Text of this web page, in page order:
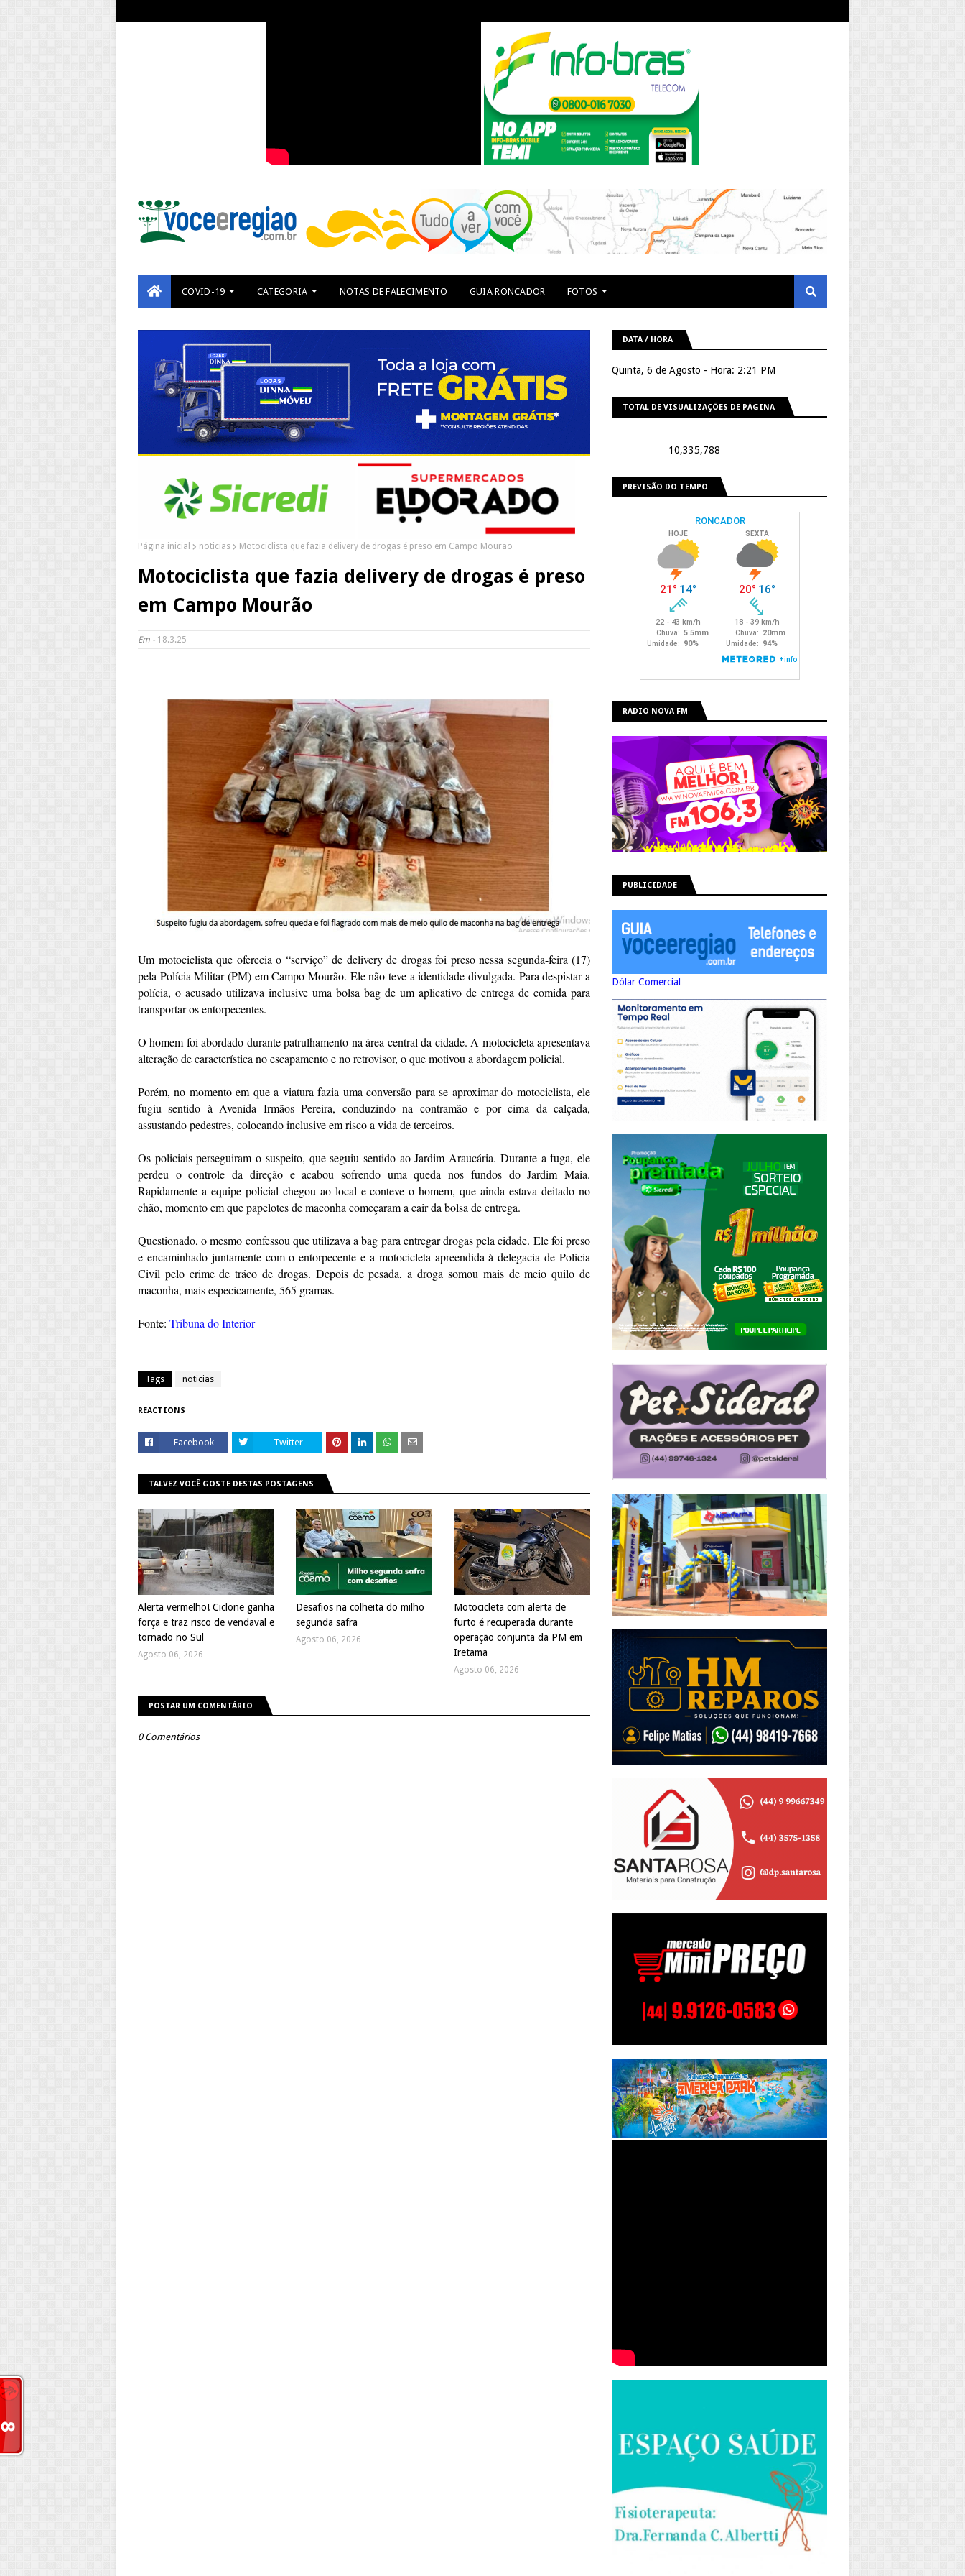
COVID-19 CATEGORIA NOTAS DE FALECIMENTO GUIA RONCADOR FOTOS
Página inicial noticias Motociclista que fazia delivery de drogas é preso em Campo Mourão
Motociclista que fazia delivery de drogas é preso
em Campo Mourão
Em - 18.3.25
Um motociclista que oferecia o “serviço” de delivery de drogas foi preso nessa segunda-feira (17)
pela Polícia Militar (PM) em Campo Mourão. Ele não teve a identidade divulgada. Para despistar a
polícia, o acusado utilizava inclusive uma bolsa bag de um aplicativo de entrega de comida para
transportar os entorpecentes.
O homem foi abordado durante patrulhamento na área central da cidade. A motocicleta apresentava
alteração de característica no escapamento e no retrovisor, o que motivou a abordagem policial.
Porém, no momento em que a viatura fazia uma conversão para se aproximar do motociclista, ele
fugiu sentido à Avenida Irmãos Pereira, conduzindo na contramão e por cima da calçada,
assustando pedestres, colocando inclusive em risco a vida de terceiros.
Os policiais perseguiram o suspeito, que seguiu sentido ao Jardim Araucária. Durante a fuga, ele
perdeu o controle da direção e acabou sofrendo uma queda nos fundos do Jardim Maia.
Rapidamente a equipe policial chegou ao local e conteve o homem, que ainda estava deitado no
chão, momento em que papelotes de maconha começaram a cair da bolsa de entrega.
Questionado, o mesmo confessou que utilizava a bag para entregar drogas pela cidade. Ele foi preso
e encaminhado juntamente com o entorpecente e a motocicleta apreendida à delegacia de Polícia
Civil pelo crime de tráco de drogas. Depois de pesada, a droga somou mais de meio quilo de
maconha, mais especicamente, 565 gramas.
Fonte: Tribuna do Interior
Tags noticias
REACTIONS
Facebook Twitter
TALVEZ VOCÊ GOSTE DESTAS POSTAGENS
Alerta vermelho! Ciclone ganha
força e traz risco de vendaval e
tornado no Sul
Agosto 06, 2026
Desafios na colheita do milho
segunda safra
Agosto 06, 2026
Motocicleta com alerta de
furto é recuperada durante
operação conjunta da PM em
Iretama
Agosto 06, 2026
POSTAR UM COMENTÁRIO
0 Comentários
DATA / HORA
Quinta, 6 de Agosto - Hora: 2:21 PM
TOTAL DE VISUALIZAÇÕES DE PÁGINA
10,335,788
PREVISÃO DO TEMPO
RÁDIO NOVA FM
PUBLICIDADE
Dólar Comercial